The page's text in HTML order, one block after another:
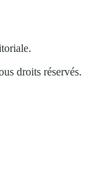
droits réservés.